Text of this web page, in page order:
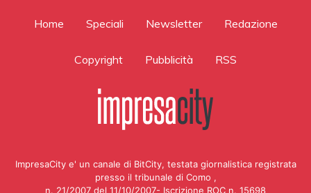
Home Speciali Newsletter Redazione
Copyright Pubblicità RSS
ImpresaCity e' un canale di BitCity, testata giornalistica registrata
presso il tribunale di Como ,
n. 21/2007 del 11/10/2007- Iscrizione ROC n. 15698